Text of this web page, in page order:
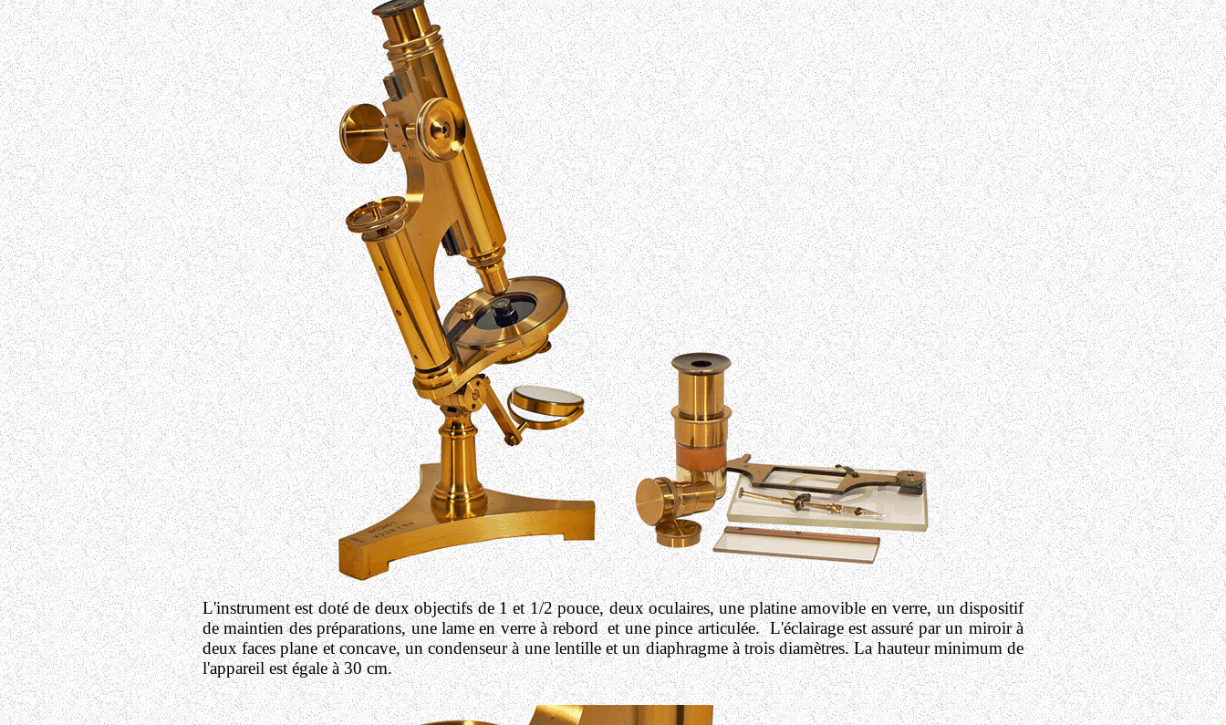
L'instrument est doté de deux objectifs de 1 et 1/2 pouce, deux oculaires, une platine amovible en verre, un dispositif
de maintien des préparations, une lame en verre à rebord et une pince articulée. L'éclairage est assuré par un miroir à
deux faces plane et concave, un condenseur à une lentille et un diaphragme à trois diamètres. La hauteur minimum de
l'appareil est égale à 30 cm.